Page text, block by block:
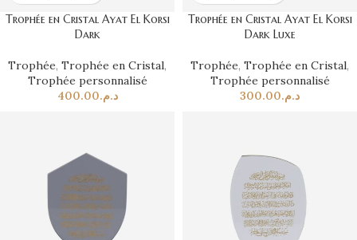
Trophée en Cristal Ayat El Korsi
Dark
Trophée, Trophée en Cristal,
Trophée personnalisé
د.م.400.00
Trophée en Cristal Ayat El Korsi
Dark Luxe
Trophée, Trophée en Cristal,
Trophée personnalisé
د.م.300.00